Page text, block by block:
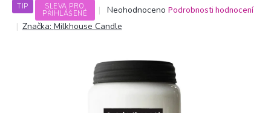
TIP
SLEVA PRO
PŘIHLÁŠENÉ
Průměrné
hodnocení
produktu
5
hvězdiček.
Neohodnoceno Podrobnosti hodnocení
Značka: Milkhouse Candle